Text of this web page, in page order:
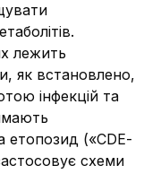
лежить
як встановлено,
інфекцій та
етопозид («CDЕ-
схеми